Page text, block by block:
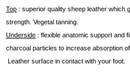
Top : superior quality sheep leather which
strength. Vegetal tanning.
Underside : flexible anatomic support and
charcoal particles to increase absorption
Leather surface in contact with your foot.